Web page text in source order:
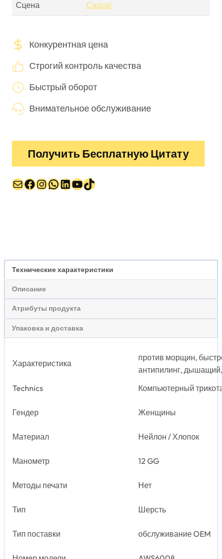
Сцена Casual
Конкурентная цена
Строгий контроль качества
Быстрый оборот
Внимательное обслуживание
Получить Бесплатную Цитату
Почта
Facebook
Instagram
WhatsApp
LinkedIn
YouTube
TikTok
Технические характеристики
Описание
Атрибуты продукта
Упаковка и доставка
Характеристика
против морщин,
антипилинг,
Technics
Компьютерный
Гендер Женщины
Материал Нейлон / Хлопок
Манометр 12 GG
Методы печати Нет
Тип Шерсть
Тип поставки обслуживание OEM